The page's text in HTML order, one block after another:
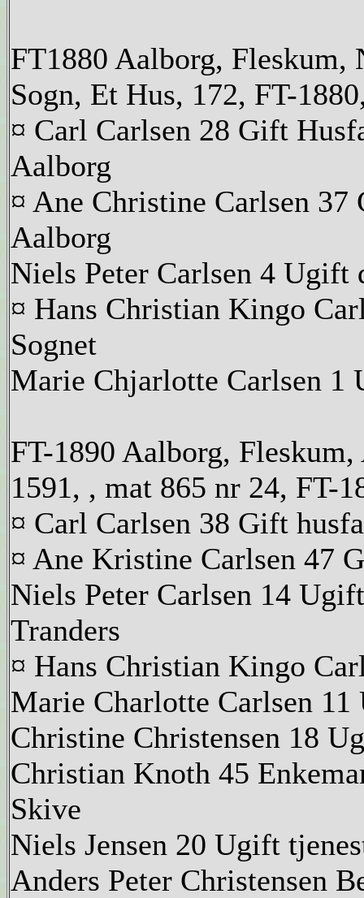
FT1880 Aalborg, Fleskum,
Sogn, Et Hus, 172, FT-
¤ Carl Carlsen 28 Gift
Aalborg
¤ Ane Christine Carlsen
Aalborg
Niels Peter Carlsen 4 Ugift
¤ Hans Christian Kingo
Sognet
Marie Chjarlotte Carlsen 1
FT-1890 Aalborg,
1591, , mat 865 nr 24, FT-
¤ Carl Carlsen 38 Gift
¤ Ane Kristine Carlsen 47
Niels Peter Carlsen 14
Tranders
¤ Hans Christian Kingo
Marie Charlotte Carlsen
Christine Christensen 18
Christian Knoth 45
Skive
Niels Jensen 20 Ugift
Anders Peter Christensen